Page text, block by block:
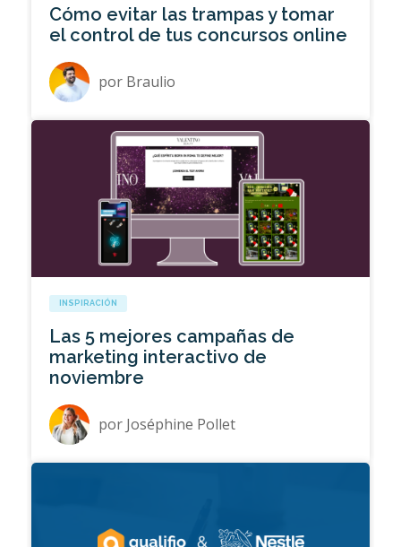
Cómo evitar las trampas y tomar
el control de tus concursos online
por Braulio
INSPIRACIÓN
Las 5 mejores campañas de
marketing interactivo de
noviembre
por Joséphine Pollet